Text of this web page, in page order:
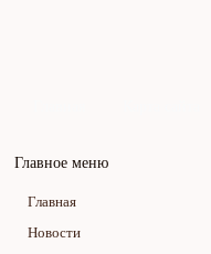
Главное меню
Главная
Новости